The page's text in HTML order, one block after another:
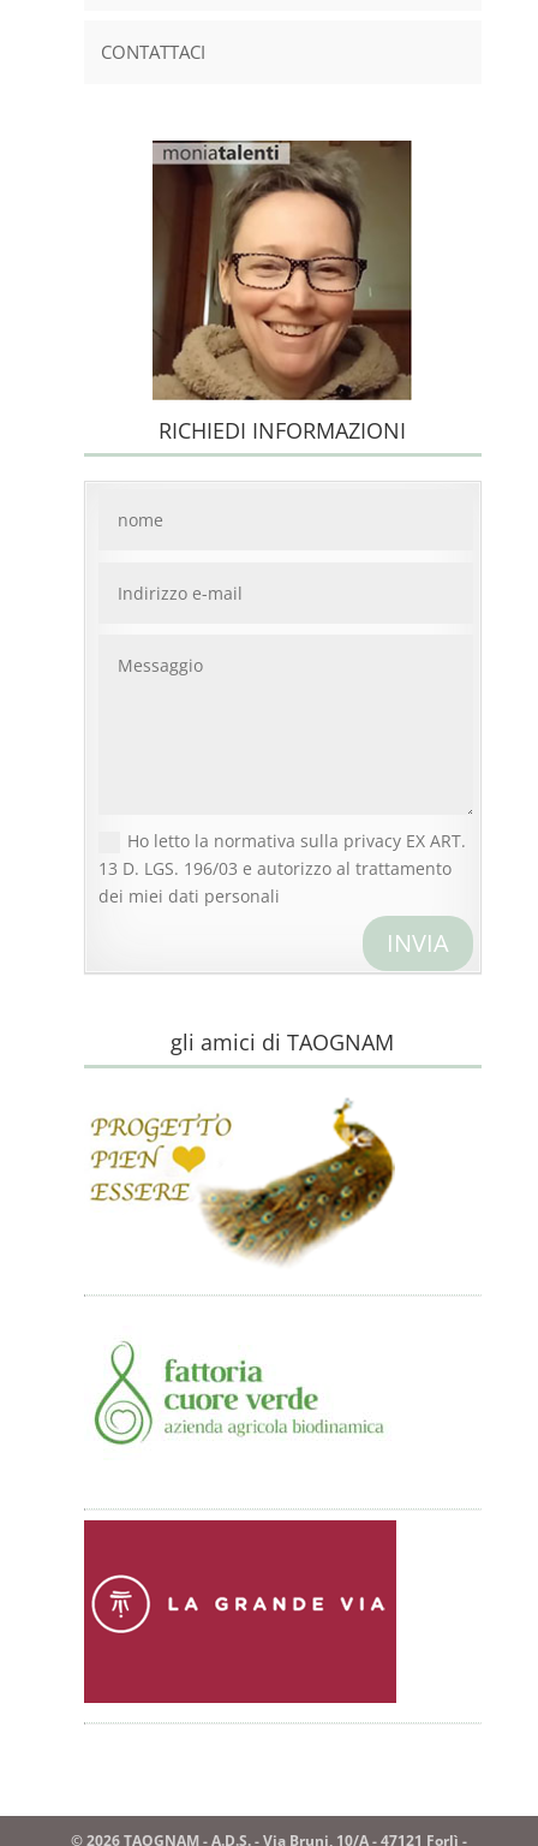
CONTATTACI
RICHIEDI INFORMAZIONI
Ho letto la normativa sulla privacy EX ART.
13 D. LGS. 196/03 e autorizzo al trattamento
dei miei dati personali
INVIA
gli amici di TAOGNAM
© 2026 TAOGNAM - A.D.S. - Via Bruni, 10/A - 47121 Forlì -